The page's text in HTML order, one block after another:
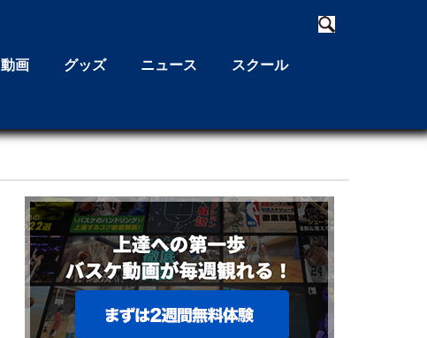
動画 グッズ ニュース スクール